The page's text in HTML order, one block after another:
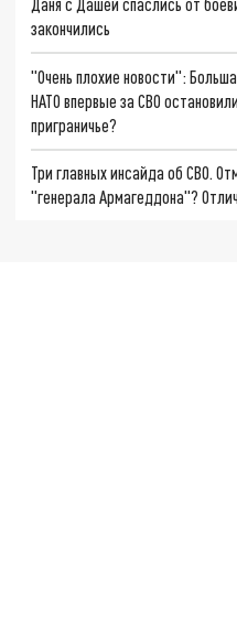
закончились
"Очень плохие новости":
НАТО впервые за СВО
приграничье?
Три главных инсайда об СВО.
"генерала Армагеддона"?